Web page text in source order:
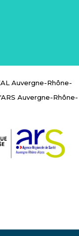
Auvergne-Rhône-
Auvergne-Rhône-